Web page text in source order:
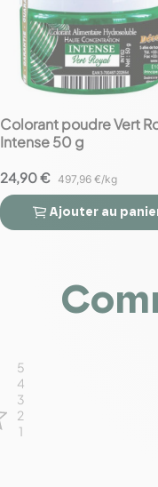
favorite_border
Colorant poudre Vert
Intense 50 g
24,90 € 497,96 €/kg
 
Ajouter au
5
4
3
2
1